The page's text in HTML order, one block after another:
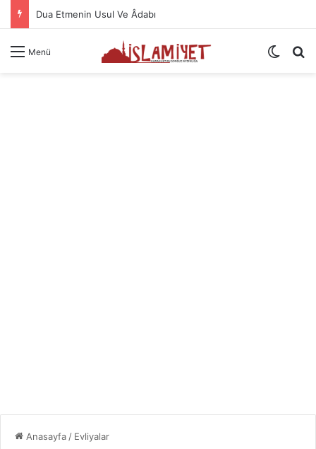
Dua Etmenin Usul Ve Âdabı
Menü Dış
Anasayfa/ Evliyalar